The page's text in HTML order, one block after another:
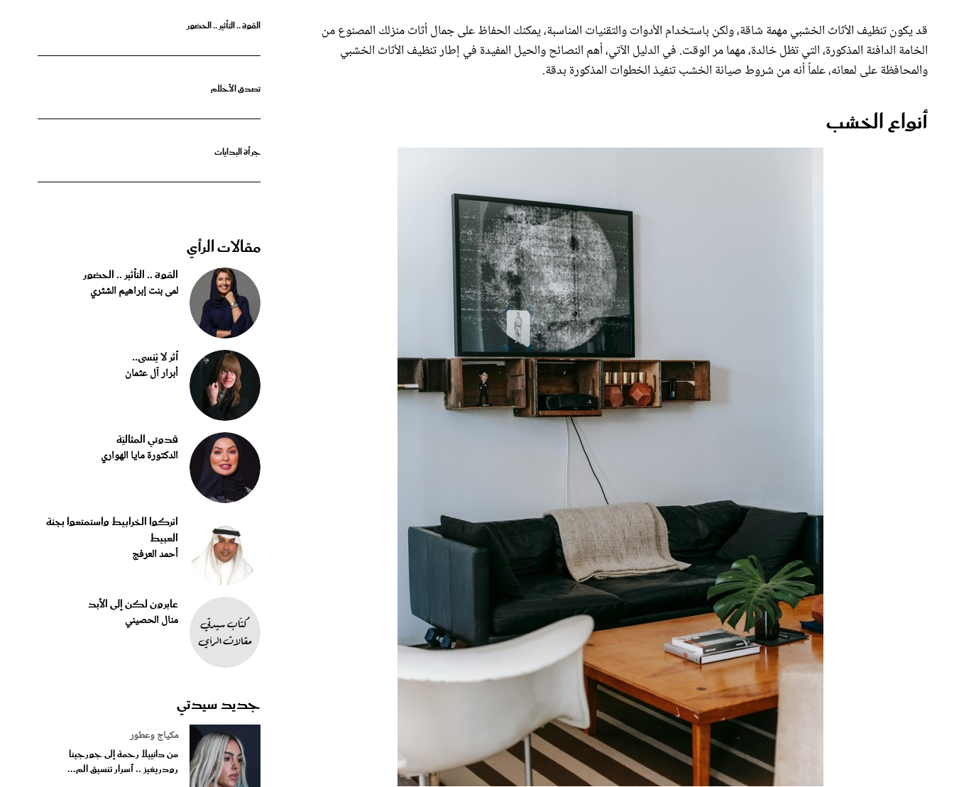
قد يكون تنظيف الأثاث الخشبي مهمة شاقة، ولكن باستخدام الأدوات والتقنيات المناسبة، يمكنك الحفاظ على جمال أثاث منزلك المصنوع من
الخامة الدافئة المذكورة، التي تظل خالدة، مهما مر الوقت. في الدليل الآتي، أهم النصائح والحيل المفيدة في إطار تنظيف الأثاث الخشبي
والمحافظة على لمعانه، علماً أنه من شروط صيانة الخشب تنفيذ الخطوات المذكورة بدقة.
أنواع الخشب
القوة .. التأثير .. الحضور
تصدق الأحلام
جرأة البدايات
مقالات الرأي
القوة .. التأثير .. الحضور
لمى بنت إبراهيم الشثري
أثر لا يُنسى..
أبرار آل عثمان
قدوتي المثاليّة
الدكتورة مايا الهواري
اتركوا الخرابيط واستمتعوا بجنة
العبيط
أحمد العرفج
عابرون لكن إلى الأبد
منال الحصيني
جديد سيدتي
مكياج وعطور
من دانييلا رحمة إلى جورجينا
رودريغيز .. أسرار تنسيق الم...